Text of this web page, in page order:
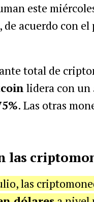
este
de acuerdo con
total de
lidera con un
. Las otras
las
las